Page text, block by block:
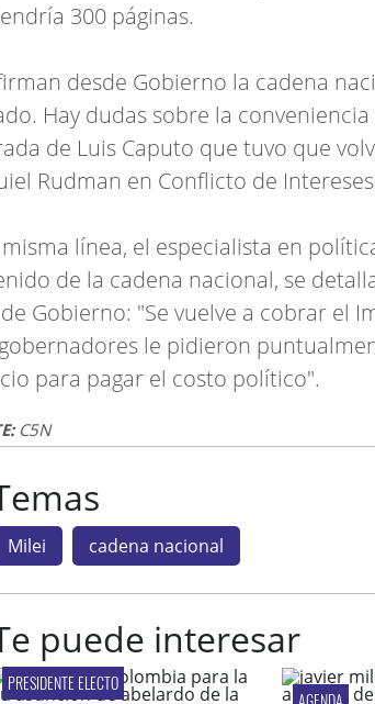
300 páginas.
desde Gobierno la cadena
Hay dudas sobre la
de Luis Caputo que tuvo que
Rudman en Conflicto de
misma línea, el especialista en
de la cadena nacional, se
de Gobierno: "Se vuelve a cobrar el
le pidieron
para pagar el costo político".
C5N
Milei cadena nacional
puede interesar
PRESIDENTE ELECTO